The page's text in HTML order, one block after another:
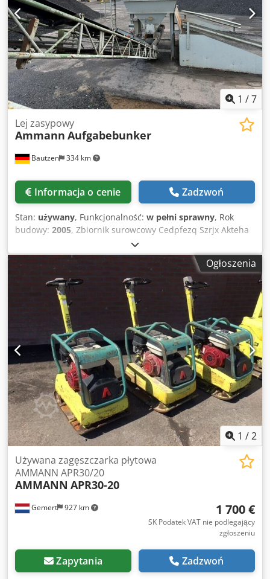
1 /7
Bautzen 334 km
Lej zasypowy
Ammann Aufgabebunker
Informacja o cenie Zadzwoń
Stan: używany, Funkcjonalność: w pełni sprawny, Rok
budowy: 2005, Zbiornik surowcowy Cedpfezq Szrjx Akteha
Ruszt kratownicowy Taśma transportowa do opróżniania
Taśma transportowa o długości 12 m z pasem o szerokości
650 mm.
Ogłoszenia
1 /2
Gemert 927 km
Używana zagęszczarka płytowa
AMMANN APR30/20
AMMANN APR30-20
1 700 €
SK Podatek VAT nie podlegający
zgłoszeniu
Zapytania Zadzwoń